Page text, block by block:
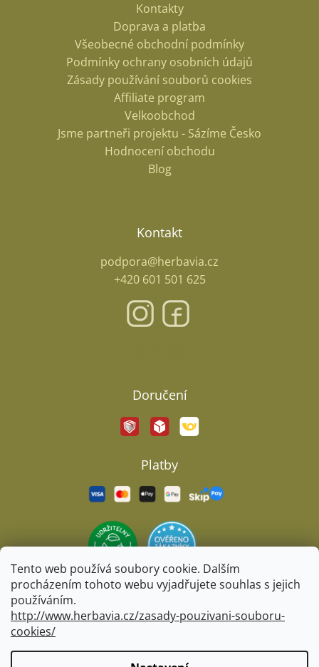
Tento web používá soubory cookie. Dalším
procházením tohoto webu vyjadřujete souhlas s jejich
používáním.
http://www.herbavia.cz/zasady-pouzivani-souboru-
cookies/
Kontakty
Doprava a platba
Všeobecné obchodní podmínky
Podmínky ochrany osobních údajů
Zásady používání souborů cookies
Affiliate program
Velkoobchod
Jsme partneři projektu - Sázíme Česko
Hodnocení obchodu
Blog
Kontakt
podpora@herbavia.cz
+420 601 501 625
Doručení
Platby